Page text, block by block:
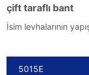
çift taraflı bant
İsim levhalarının
5015E